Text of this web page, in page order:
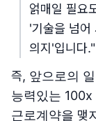
얽매일 필요
'기술을 넘어
의지'입니다."
즉, 앞으로의
능력있는 100x
근로계약을 맺